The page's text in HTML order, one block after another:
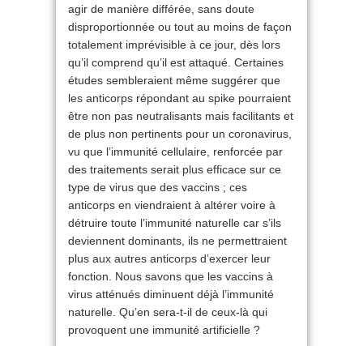
agir de manière différée, sans doute
disproportionnée ou tout au moins de façon
totalement imprévisible à ce jour, dès lors
qu’il comprend qu’il est attaqué. Certaines
études sembleraient même suggérer que
les anticorps répondant au spike pourraient
être non pas neutralisants mais facilitants et
de plus non pertinents pour un coronavirus,
vu que l’immunité cellulaire, renforcée par
des traitements serait plus efficace sur ce
type de virus que des vaccins ; ces
anticorps en viendraient à altérer voire à
détruire toute l’immunité naturelle car s’ils
deviennent dominants, ils ne permettraient
plus aux autres anticorps d’exercer leur
fonction. Nous savons que les vaccins à
virus atténués diminuent déjà l’immunité
naturelle. Qu’en sera-t-il de ceux-là qui
provoquent une immunité artificielle ?